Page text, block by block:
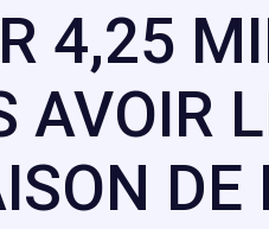
4,25
AVOIR
DE